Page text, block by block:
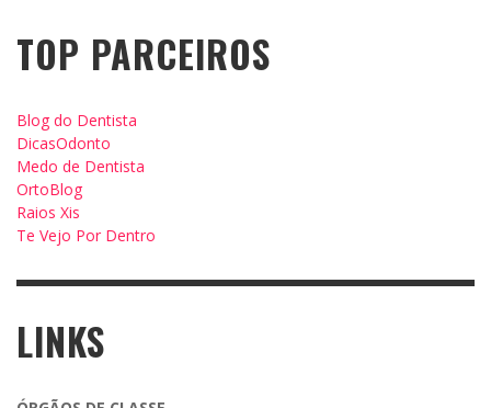
TOP PARCEIROS
Blog do Dentista
DicasOdonto
Medo de Dentista
OrtoBlog
Raios Xis
Te Vejo Por Dentro
LINKS